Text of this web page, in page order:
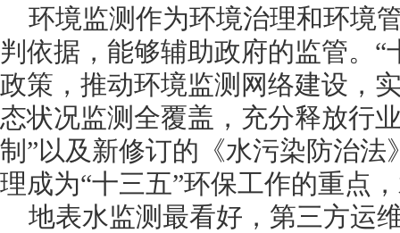
环境监测作为环境治理和环境
判依据，能够辅助政府的监管。
政策，推动环境监测网络建设，
态状况监测全覆盖，充分释放行
制”以及新修订的《水污染防治
理成为“十三五”环保工作的重点
地表水监测最看好，第三方运